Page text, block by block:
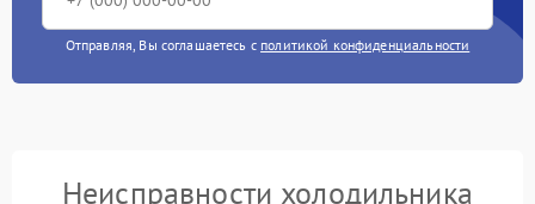
Отправляя, Вы соглашаетесь с политикой конфиденциальности
Неисправности холодильника